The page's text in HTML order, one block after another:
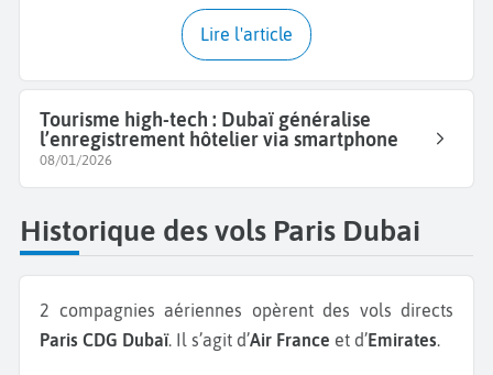
Lire l'article
Tourisme high-tech : Dubaï généralise
l’enregistrement hôtelier via smartphone
08/01/2026
Historique des vols Paris Dubai
2 compagnies aériennes opèrent des vols directs
Paris CDG Dubaï. Il s’agit d’Air France et d’Emirates.